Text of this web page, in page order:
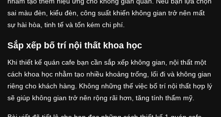
sai màu đèn, kiểu đèn, công suất khiến không gian trở nên mất
sự hài hòa, tinh tế và tốn kém chi phí.
Sắp xếp bố trí nội thất khoa học
Khi thiết kế quán cafe bạn cần sắp xếp không gian, nội thất một
cách khoa học nhằm tạo nhiều khoảng trống, lối đi và không gian
riêng cho khách hàng. Không những thế việc bố trí nội thất hợp lý
sẽ giúp không gian trở nên rộng rãi hơn, tăng tính thẩm mỹ.